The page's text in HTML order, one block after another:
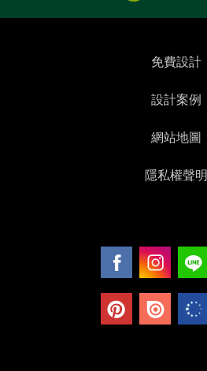
免費設計
設計案例
網站地圖
隱私權聲明